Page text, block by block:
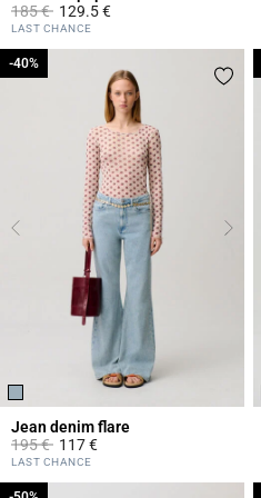
Prix réduit à partir de
185 €à129.5 €
5 out of 5 Customer Rating
LAST CHANCE
Jean denim flare
Prix réduit à partir de
195 €à
-40%
117 €
4 out of 5 Customer Rating
LAST CHANCE
-40%